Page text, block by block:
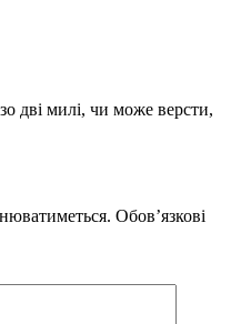
дві милі, чи може версти,
Обов’язкові